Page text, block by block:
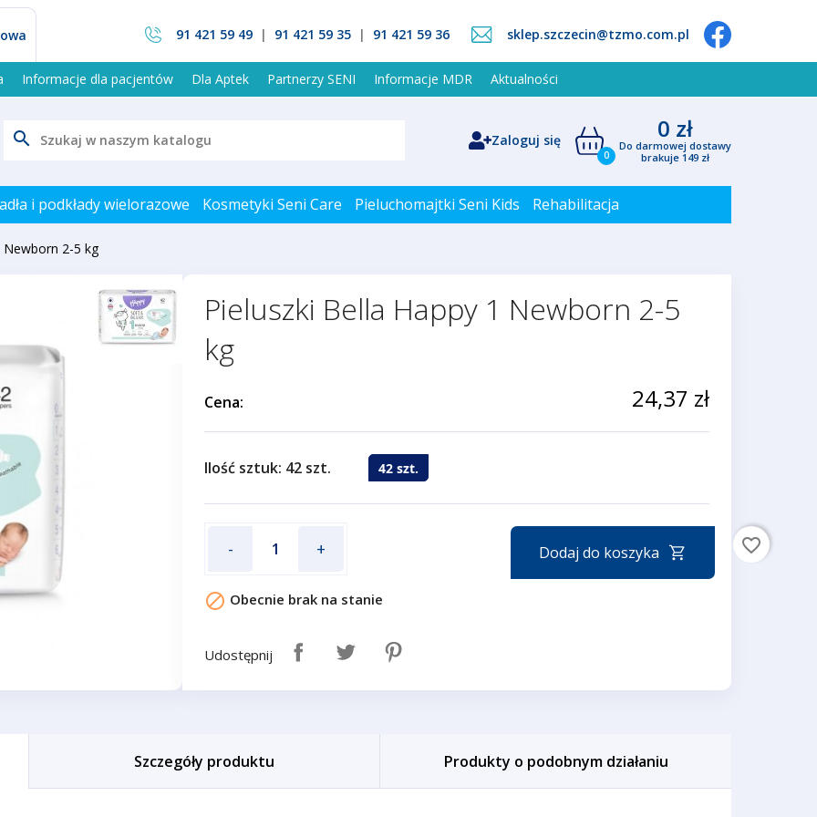
91 421 59 49 | 91 421 59 35 | 91 421 59 36 sklep.szczecin@tzmo.com.pl
Informacje dla pacjentów Dla Aptek Partnerzy SENI Informacje MDR Aktualności
Zaloguj się
0
0 zł
Do darmowej dostawy
brakuje 149 zł
search
i podkłady wielorazowe Kosmetyki Seni Care Pieluchomajtki Seni Kids Rehabilitacja
Newborn 2-5 kg
Pieluszki Bella Happy 1 Newborn 2-5
kg
Cena: 24,37 zł
Ilość sztuk: 42 szt. 42 szt.
- + Dodaj do koszyka favorite_border
 Obecnie brak na stanie
Udostępnij
Szczegóły produktu Produkty o podobnym działaniu